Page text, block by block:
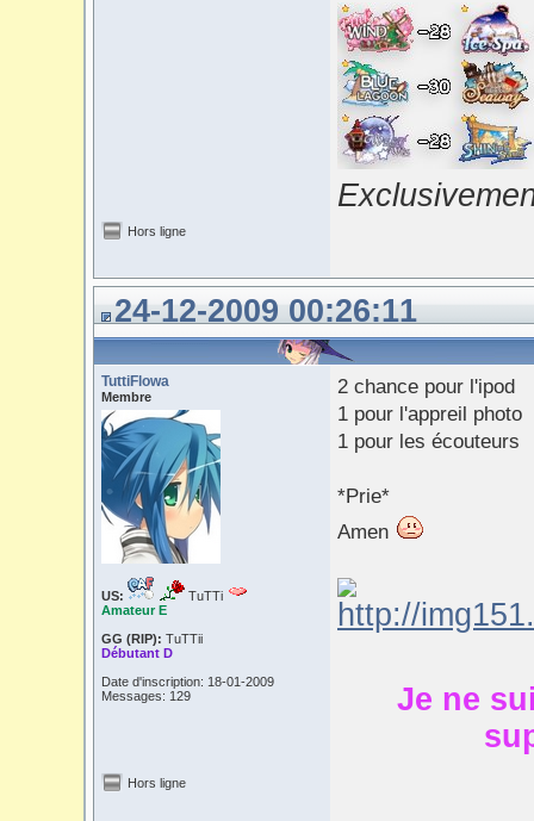
Hors ligne
24-12-2009 00:26:11
TuttiFlowa
Membre
US:
TuTTi
Amateur E
GG (RIP): TuTTii
Débutant D
Date d'inscription: 18-01-2009
Messages: 129
2 chance pour l'ipod
1 pour l'appreil photo
1 pour les écouteurs
*Prie*
Amen
Je ne
Hors ligne